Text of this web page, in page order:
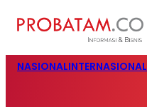
NASIONALINTERNASIONAL